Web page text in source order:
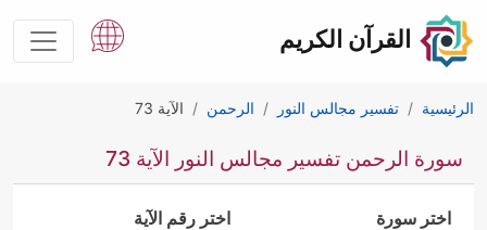
القرآن الكريم
الرئيسية تفسير مجالس النور الرحمن الآية 73
سورة الرحمن تفسير مجالس النور الآية 73
اختر سورة اختر رقم الآية